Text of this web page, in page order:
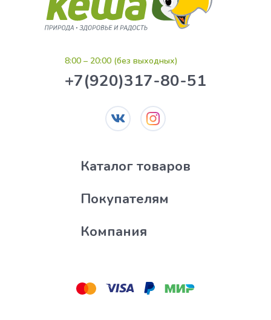
8:00 – 20:00 (без выходных)
+7(920)317-80-51
Каталог товаров
Покупателям
Компания